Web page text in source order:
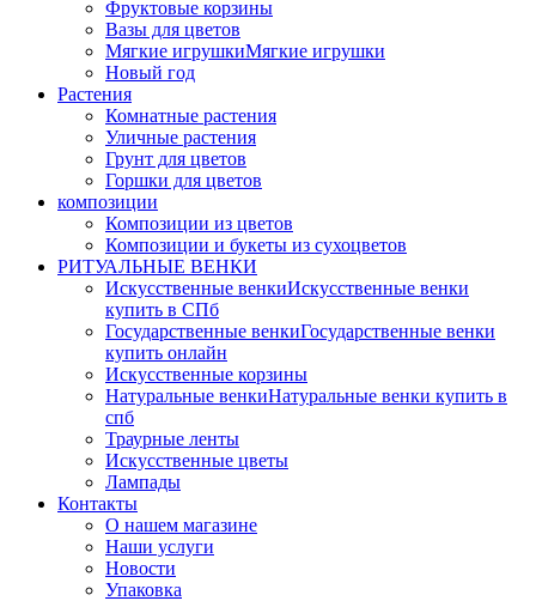
Фруктовые корзины
Вазы для цветов
Мягкие игрушкиМягкие игрушки
Новый год
Растения
Комнатные растения
Уличные растения
Грунт для цветов
Горшки для цветов
композиции
Композиции из цветов
Композиции и букеты из сухоцветов
РИТУАЛЬНЫЕ ВЕНКИ
Искусственные венкиИскусственные венки
купить в СПб
Государственные венкиГосударственные венки
купить онлайн
Искусственные корзины
Натуральные венкиНатуральные венки купить в
спб
Траурные ленты
Искусственные цветы
Лампады
Контакты
О нашем магазине
Наши услуги
Новости
Упаковка